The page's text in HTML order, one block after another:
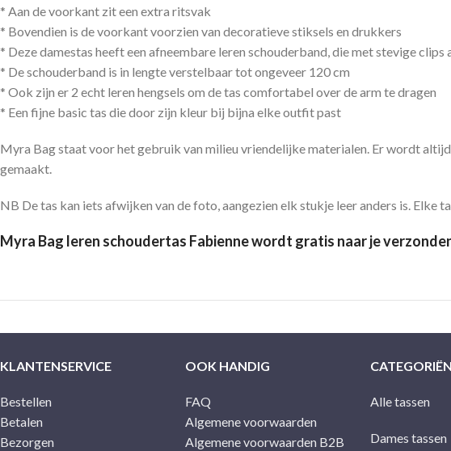
* Aan de voorkant zit een extra ritsvak
* Bovendien is de voorkant voorzien van decoratieve stiksels en drukkers
* Deze damestas heeft een afneembare leren schouderband, die met stevige clips
* De schouderband is in lengte verstelbaar tot ongeveer 120 cm
* Ook zijn er 2 echt leren hengsels om de tas comfortabel over de arm te dragen
* Een fijne basic tas die door zijn kleur bij bijna elke outfit past
Myra Bag staat voor het gebruik van milieu vriendelijke materialen. Er wordt
gemaakt.
NB De tas kan iets afwijken van de foto, aangezien elk stukje leer anders is. Elke
Myra Bag leren schoudertas Fabienne wordt gratis naar je
KLANTENSERVICE
Bestellen
Betalen
Bezorgen
OOK HANDIG
FAQ
Algemene voorwaarden
Algemene voorwaarden B2B
CATEGORIËN
Alle tassen
Dames tassen